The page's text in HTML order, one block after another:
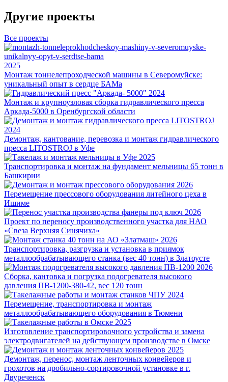
Другие проекты
Все проекты
2025
Монтаж тоннелепроходческой машины в Северомуйске:
уникальный опыт в сердце БАМа
2024
Монтаж и крупноузловая сборка гидравлического пресса
Аркада-5000 в Оренбургской области
2024
Демонтаж, кантование, перевозка и монтаж гидравлического
пресса LITOSTROJ в Уфе
2025
Транспортировка и монтаж на фундамент мельницы 65 тонн в
Башкирии
2026
Перемещение прессового оборудования литейного цеха в
Ишиме
2026
Проект по переносу производственного участка для НАО
«Свеза Верхняя Синячиха»
2026
Транспортировка, разгрузка и установка в приямок
металлообрабатывающего станка (вес 40 тонн) в Златоусте
2026
Сборка, кантовка и погрузка подогревателя высокого
давления ПВ-1200-380-42, вес 120 тонн
2024
Перемещение, транспортировка и монтаж
металлообрабатывающего оборудования в Тюмени
2025
Изготовление транспортировочного устройства и замена
электродвигателей на действующем производстве в Омске
2025
Демонтаж, перенос, монтаж ленточных конвейеров и
грохотов на дробильно-сортировочной установке в г.
Двуреченск